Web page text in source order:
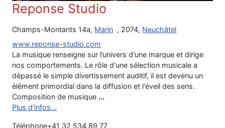
Reponse Studio
Champs-Montants 14a, Marin , 2074, Neuchâtel
www.reponse-studio.com
La musique renseigne sur l’univers d'une marque et dirige
nos comportements. Le rôle d'une sélection musicale a
dépassé le simple divertissement auditif, il est devenu un
élément primordial dans la diffusion et l'éveil des sens.
Composition de musique ...
Plus d'infos...
Téléphone+41 32 534 89 77